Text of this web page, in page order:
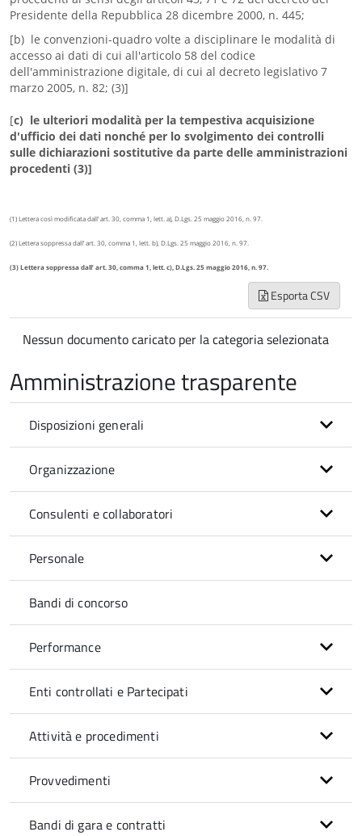
Presidente della Repubblica 28 dicembre 2000, n. 445;
[b) le convenzioni-quadro volte a disciplinare le modalità di
accesso ai dati di cui all'articolo 58 del codice
dell'amministrazione digitale, di cui al decreto legislativo 7
marzo 2005, n. 82; (3)]
[c) le ulteriori modalità per la tempestiva acquisizione
d'ufficio dei dati nonché per lo svolgimento dei controlli
sulle dichiarazioni sostitutive da parte delle amministrazioni
procedenti (3)]
(1) Lettera così modificata dall’ art. 30, comma 1, lett. a), D.Lgs. 25 maggio 2016, n. 97.
(2) Lettera soppressa dall’ art. 30, comma 1, lett. b), D.Lgs. 25 maggio 2016, n. 97.
(3) Lettera soppressa dall’ art. 30, comma 1, lett. c), D.Lgs. 25 maggio 2016, n. 97.
Esporta CSV
Nessun documento caricato per la categoria selezionata
Amministrazione trasparente
Disposizioni generali
Organizzazione
Consulenti e collaboratori
Personale
Bandi di concorso
Performance
Enti controllati e Partecipati
Attività e procedimenti
Provvedimenti
Bandi di gara e contratti